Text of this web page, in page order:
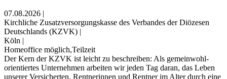
07.08.2026 |
Kirchliche Zusatzversorgungskasse des Verbandes der Diözesen
Deutschlands (KZVK) |
Köln |
Homeoffice möglich,Teilzeit
Der Kern der KZVK ist leicht zu beschreiben: Als gemeinwohl­
orientiertes Unternehmen arbeiten wir jeden Tag daran, das Leben
unserer Ver­sicherten, Rentnerinnen und Rentner im Alter durch eine